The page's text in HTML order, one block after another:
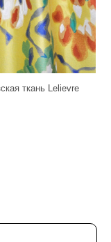
ткань Lelievre